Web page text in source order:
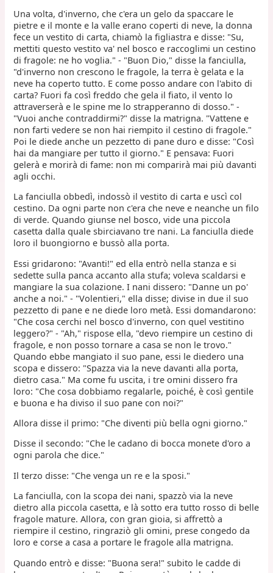
Una volta, d'inverno, che c'era un gelo da spaccare le
pietre e il monte e la valle erano coperti di neve, la donna
fece un vestito di carta, chiamò la figliastra e disse: "Su,
mettiti questo vestito va' nel bosco e raccoglimi un cestino
di fragole: ne ho voglia." - "Buon Dio," disse la fanciulla,
"d'inverno non crescono le fragole, la terra è gelata e la
neve ha coperto tutto. E come posso andare con l'abito di
carta? Fuori fa così freddo che gela il fiato, il vento lo
attraverserà e le spine me lo strapperanno di dosso." -
"Vuoi anche contraddirmi?" disse la matrigna. "Vattene e
non farti vedere se non hai riempito il cestino di fragole."
Poi le diede anche un pezzetto di pane duro e disse: "Così
hai da mangiare per tutto il giorno." E pensava: Fuori
gelerà e morirà di fame: non mi comparirà mai più davanti
agli occhi.
La fanciulla obbedì, indossò il vestito di carta e uscì col
cestino. Da ogni parte non c'era che neve e neanche un filo
di verde. Quando giunse nel bosco, vide una piccola
casetta dalla quale sbirciavano tre nani. La fanciulla diede
loro il buongiorno e bussò alla porta.
Essi gridarono: "Avanti!" ed ella entrò nella stanza e si
sedette sulla panca accanto alla stufa; voleva scaldarsi e
mangiare la sua colazione. I nani dissero: "Danne un po'
anche a noi." - "Volentieri," ella disse; divise in due il suo
pezzetto di pane e ne diede loro metà. Essi domandarono:
"Che cosa cerchi nel bosco d'inverno, con quel vestitino
leggero?" - "Ah," rispose ella, "devo riempire un cestino di
fragole, e non posso tornare a casa se non le trovo."
Quando ebbe mangiato il suo pane, essi le diedero una
scopa e dissero: "Spazza via la neve davanti alla porta,
dietro casa." Ma come fu uscita, i tre omini dissero fra
loro: "Che cosa dobbiamo regalarle, poiché, è così gentile
e buona e ha diviso il suo pane con noi?"
Allora disse il primo: "Che diventi più bella ogni giorno."
Disse il secondo: "Che le cadano di bocca monete d'oro a
ogni parola che dice."
Il terzo disse: "Che venga un re e la sposi."
La fanciulla, con la scopa dei nani, spazzò via la neve
dietro alla piccola casetta, e là sotto era tutto rosso di belle
fragole mature. Allora, con gran gioia, si affrettò a
riempire il cestino, ringraziò gli omini, prese congedo da
loro e corse a casa a portare le fragole alla matrigna.
Quando entrò e disse: "Buona sera!" subito le cadde di